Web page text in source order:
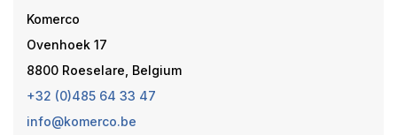
Komerco
Ovenhoek 17
8800 Roeselare, Belgium
+32 (0)485 64 33 47
info@komerco.be